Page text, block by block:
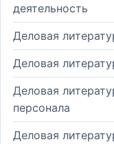
деятельность
Деловая
Деловая
Деловая
персонала
Деловая